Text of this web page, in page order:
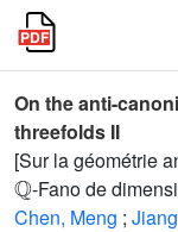
On the anti-
threefolds II
[Sur la géométrie
ℚ
-Fano de
Chen, Meng ;